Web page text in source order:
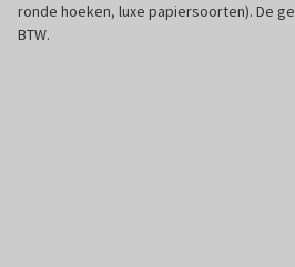
ronde hoeken, luxe papiersoorten). De
BTW.